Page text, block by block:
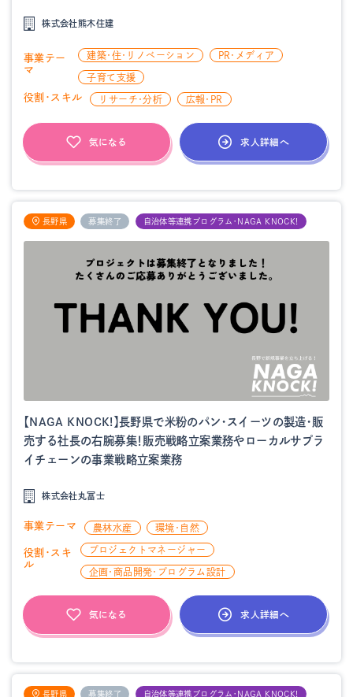
株式会社熊木住建
事業テー
マ
建築・住・リノベーション PR・メディア
子育て支援
役割・スキル リサーチ・分析 広報・PR
気になる 求人詳細へ
長野県 募集終了 自治体等連携プログラム・NAGA KNOCK!
【NAGA KNOCK!】長野県で米粉のパン・スイーツの製造・販
売する社長の右腕募集！販売戦略立案業務やローカルサプラ
イチェーンの事業戦略立案業務
株式会社丸冨士
事業テーマ 農林水産 環境・自然
役割・スキ
ル
プロジェクトマネージャー
企画・商品開発・プログラム設計
気になる 求人詳細へ
長野県 募集終了 自治体等連携プログラム・NAGA KNOCK!